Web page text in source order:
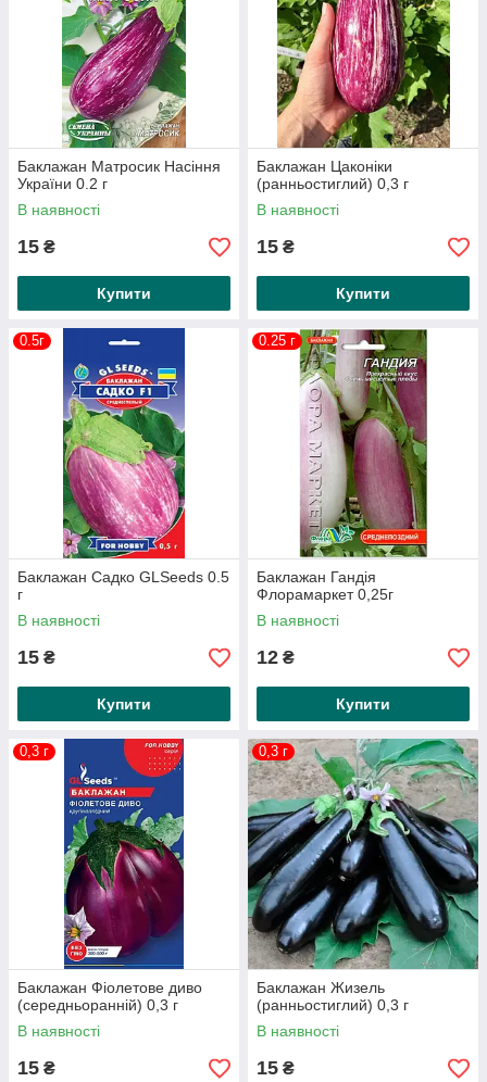
Баклажан Матросик Насіння
України 0.2 г
В наявності
15 ₴
Купити
Баклажан Цаконіки
(ранньостиглий) 0,3 г
В наявності
15 ₴
Купити
0.5г
Баклажан Садко GLSeeds 0.5
г
В наявності
15 ₴
Купити
0.25 г
Баклажан Гандія
Флорамаркет 0,25г
В наявності
12 ₴
Купити
0,3 г
Баклажан Фіолетове диво
(середньоранній) 0,3 г
В наявності
15 ₴
0,3 г
Баклажан Жизель
(ранньостиглий) 0,3 г
В наявності
15 ₴